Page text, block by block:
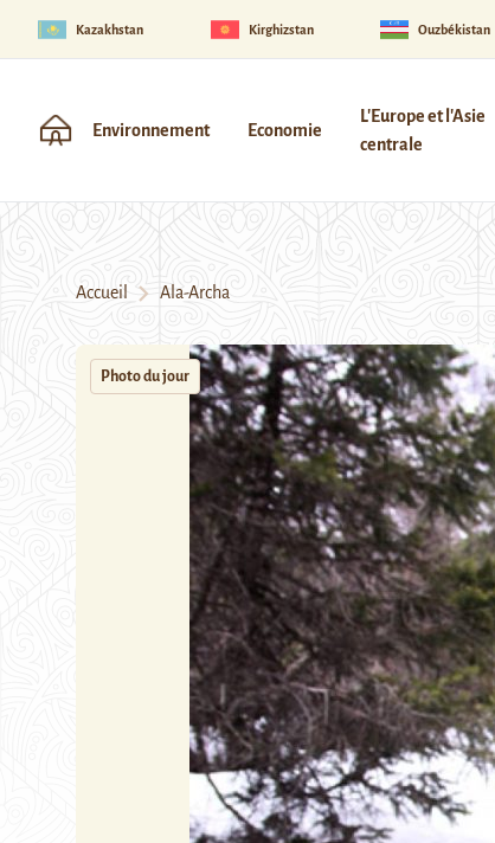
Kazakhstan Kirghizstan Ouzbékistan
Environnement Economie
L'Europe et l'Asie
centrale
Accueil Ala-Archa
Photo du jour